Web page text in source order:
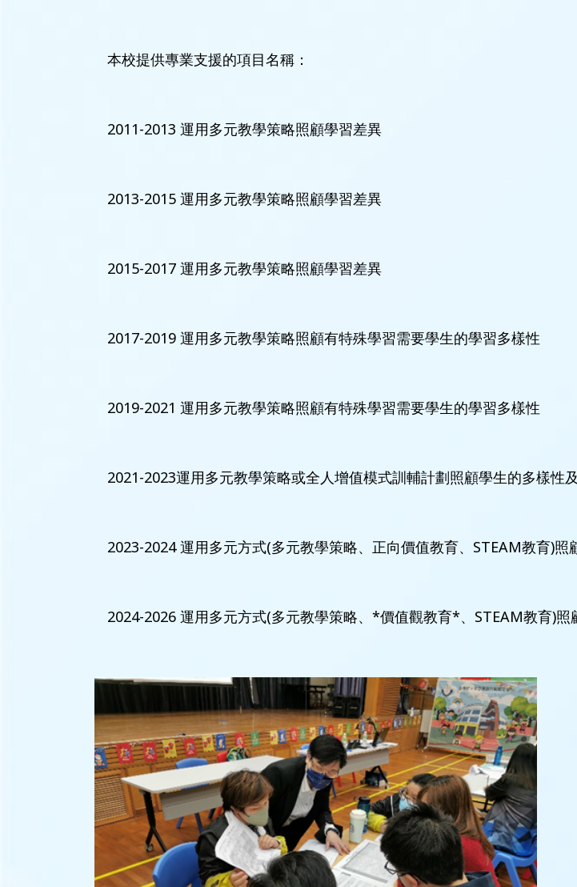
本校提供專業支援的項目名稱：
2011-2013 運用多元教學策略照顧學習差異
2013-2015 運用多元教學策略照顧學習差異
2015-2017 運用多元教學策略照顧學習差異
2017-2019 運用多元教學策略照顧有特殊學習需要學生的學習多樣性
2019-2021 運用多元教學策略照顧有特殊學習需要學生的學習多樣性
2021-2023運用多元教學策略或全人增值模式訓輔計劃照顧學生的多樣性
2023-2024 運用多元方式(多元教學策略、正向價值教育、STEAM教育)
2024-2026 運用多元方式(多元教學策略、*價值觀教育*、STEAM教育)